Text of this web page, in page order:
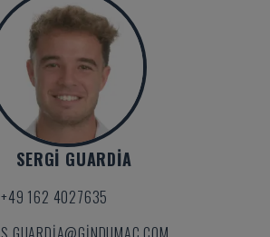
SERGI GUARDIA
+49 162 4027635